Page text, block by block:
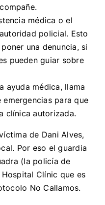
médica o el
policial. Esto
una denuncia, si
pueden guiar sobre
ayuda médica, llama
emergencias para que
clínica autorizada.
de Dani Alves,
Por eso el guardia
(la policía de
Clínic que es
No Callamos.